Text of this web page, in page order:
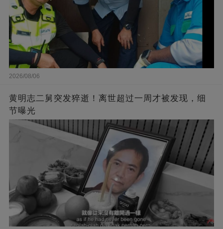
2026/08/06
黄明志二舅突发猝逝！离世超过一周才被发现，细
节曝光